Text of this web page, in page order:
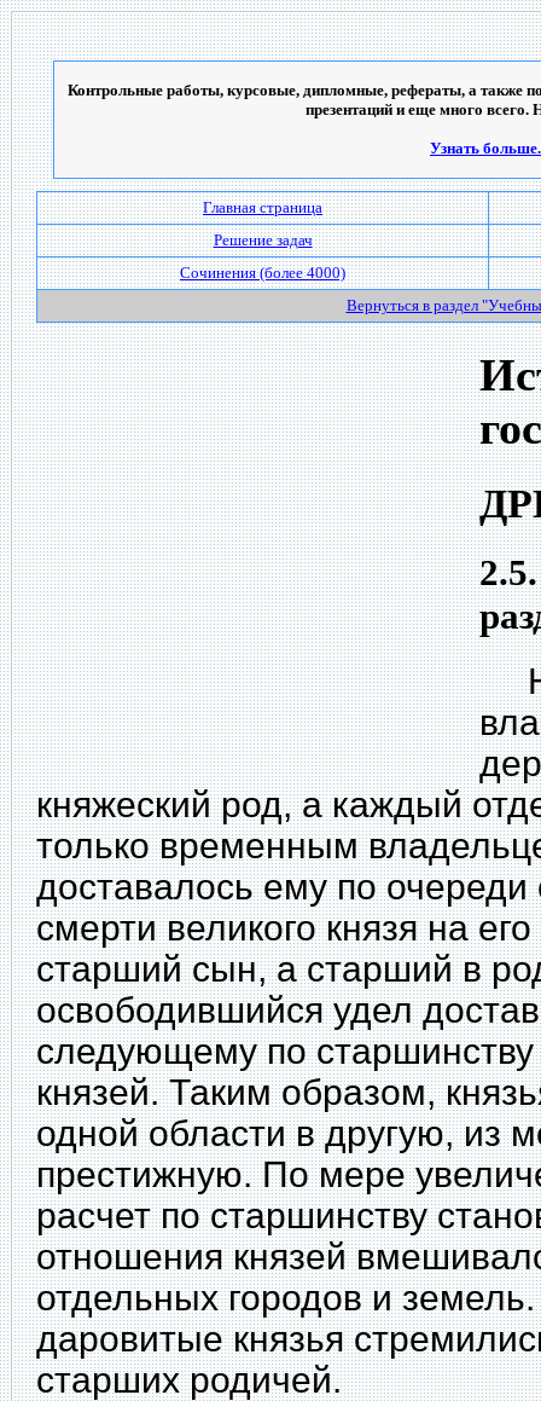
Контрольные работы, курсовые, дипломные, рефераты, а также
презентаций и еще много всего.
Узнать
Главная страница
Решение задач
Сочинения (более 4000)
Вернуться в раздел
княжеский род, а каждый
только временным
доставалось ему по
смерти великого князя на
старший сын, а старший в
освободившийся удел
следующему по
князей. Таким образом,
одной области в другую, из
престижную. По мере
расчет по старшинству
отношения князей
отдельных городов и
даровитые князья
старших родичей.